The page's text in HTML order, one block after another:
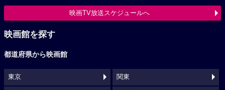
映画TV放送スケジュールへ
映画館を探す
都道府県から映画館
東京 関東